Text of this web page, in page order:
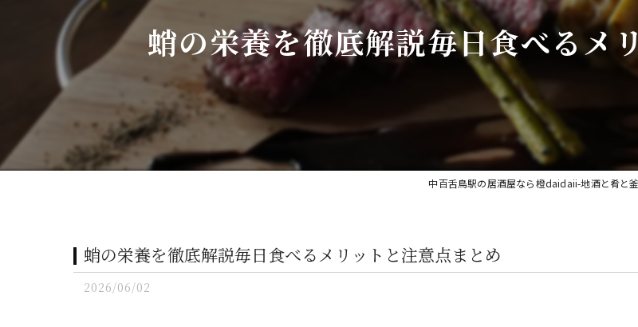
蛸の栄養を徹底解説毎日食べるメ
中百舌鳥駅の居酒屋なら橙daidaii-地酒と肴と
蛸の栄養を徹底解説毎日食べるメリットと注意点まとめ
2026/06/02